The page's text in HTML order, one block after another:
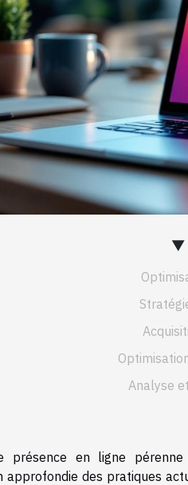
Analyse
présence en ligne
approfondie des pratiques